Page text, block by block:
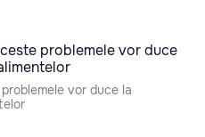
vor duce la